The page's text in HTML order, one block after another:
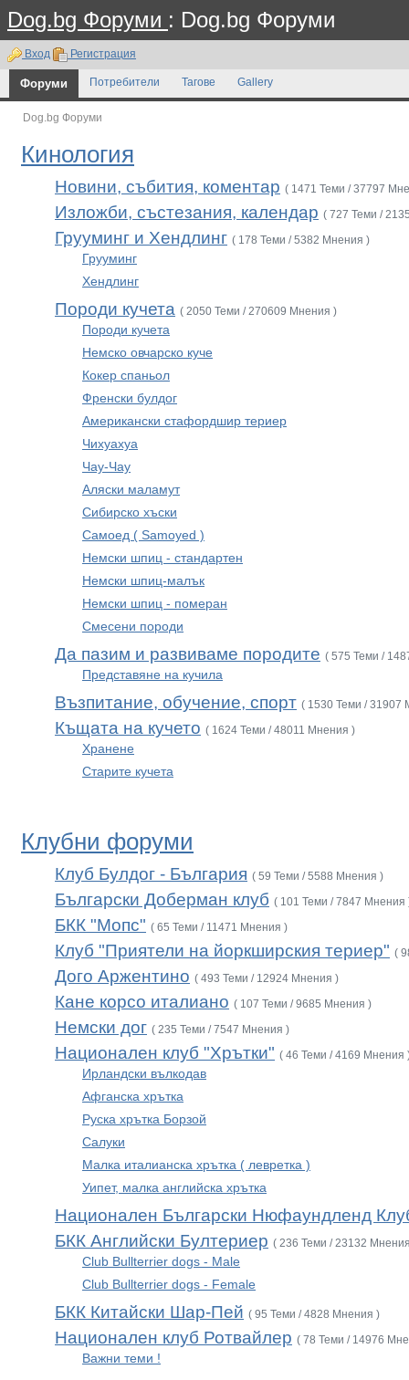
Dog.bg Форуми : Dog.bg Форуми
Вход Регистрация
Форуми Потребители Тагове Gallery
Dog.bg Форуми
Кинология
Новини, събития, коментар ( 1471 Теми / 37797
Изложби, състезания, календар ( 727 Теми /
Грууминг и Хендлинг ( 178 Теми / 5382 Мнения )
Грууминг
Хендлинг
Породи кучета ( 2050 Теми / 270609 Мнения )
Породи кучета
Немско овчарско куче
Кокер спаньол
Френски булдог
Американски стафордшир териер
Чихуахуа
Чау-Чау
Аляски маламут
Сибирско хъски
Самоед ( Samoyed )
Немски шпиц - стандартен
Немски шпиц-малък
Немски шпиц - померан
Смесени породи
Да пазим и развиваме породите ( 575 Теми /
Представяне на кучила
Възпитание, обучение, спорт ( 1530 Теми / 31907
Къщата на кучето ( 1624 Теми / 48011 Мнения )
Хранене
Старите кучета
Клубни форуми
Клуб Булдог - България ( 59 Теми / 5588 Мнения )
Български Доберман клуб ( 101 Теми / 7847 Мнения
БКК "Мопс" ( 65 Теми / 11471 Мнения )
Клуб "Приятели на йоркширския териер" (
Дого Аржентино ( 493 Теми / 12924 Мнения )
Кане корсо италиано ( 107 Теми / 9685 Мнения )
Немски дог ( 235 Теми / 7547 Мнения )
Национален клуб "Хрътки" ( 46 Теми / 4169 Мнения
Ирландски вълкодав
Афганска хрътка
Руска хрътка Борзой
Салуки
Малка италианска хрътка ( левретка )
Уипет, малка английска хрътка
Национален Български Нюфаундленд
БКК Английски Бултериер ( 236 Теми / 23132
Club Bullterrier dogs - Male
Club Bullterrier dogs - Female
БКК Китайски Шар-Пей ( 95 Теми / 4828 Мнения )
Национален клуб Ротвайлер ( 78 Теми / 14976
Важни теми !